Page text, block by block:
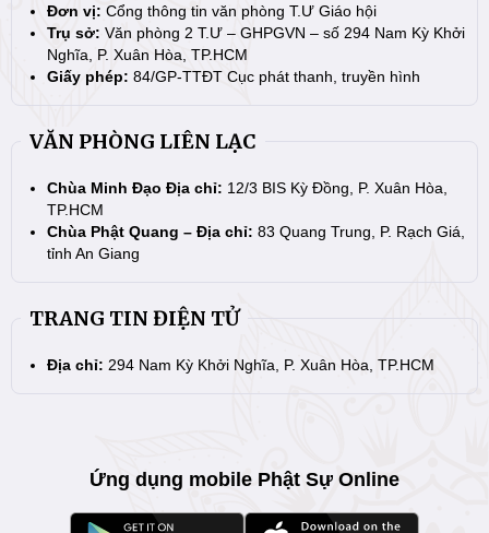
Đơn vị: Cổng thông tin văn phòng T.Ư Giáo hội
Trụ sở: Văn phòng 2 T.Ư – GHPGVN – số 294 Nam Kỳ Khởi
Nghĩa, P. Xuân Hòa, TP.HCM
Giấy phép: 84/GP-TTĐT Cục phát thanh, truyền hình
VĂN PHÒNG LIÊN LẠC
Chùa Minh Đạo Địa chỉ: 12/3 BIS Kỳ Đồng, P. Xuân Hòa,
TP.HCM
Chùa Phật Quang – Địa chỉ: 83 Quang Trung, P. Rạch Giá,
tỉnh An Giang
TRANG TIN ĐIỆN TỬ
Địa chỉ: 294 Nam Kỳ Khởi Nghĩa, P. Xuân Hòa, TP.HCM
Ứng dụng mobile Phật Sự Online